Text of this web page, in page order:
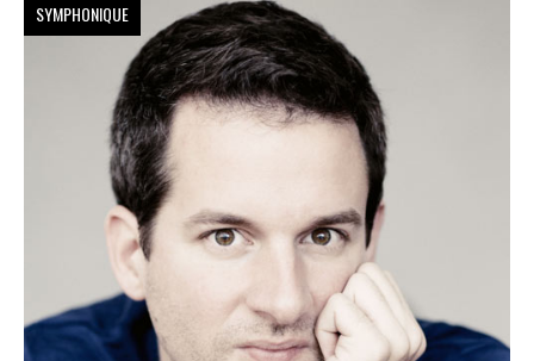
SYMPHONIQUE